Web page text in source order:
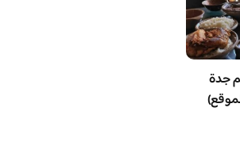
جدة